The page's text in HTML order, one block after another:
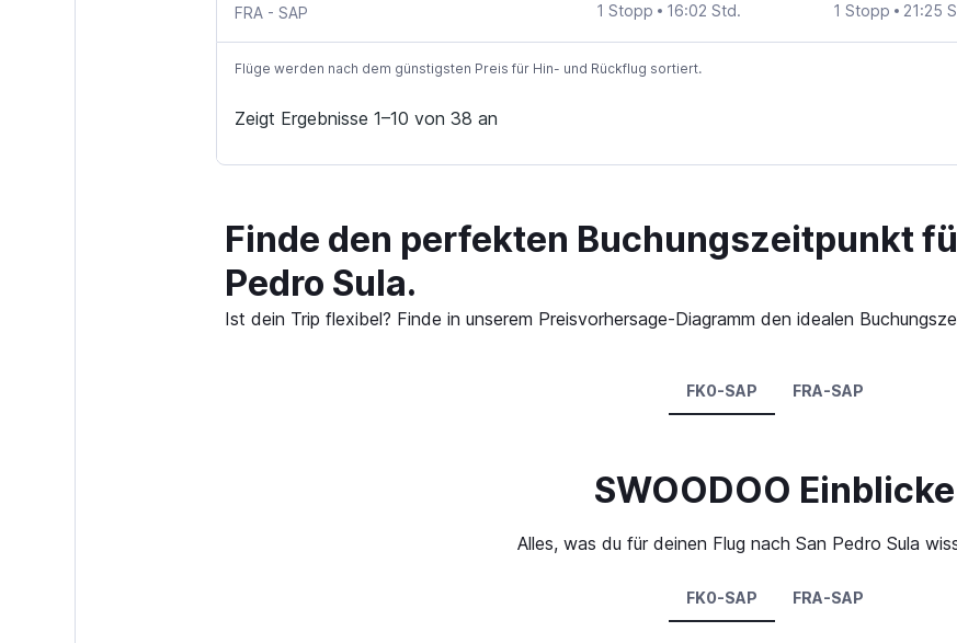
FRA- SAP
1 Stopp
16:02 Std.
1 Stopp
21:25
Flüge werden nach dem günstigsten Preis für Hin- und Rückflug sortiert.
Zeigt Ergebnisse 1–10 von 38 an
Finde den perfekten Buchungszeitpunkt
Pedro Sula.
Ist dein Trip flexibel? Finde in unserem Preisvorhersage-Diagramm den idealen
FK0-SAP FRA-SAP
SWOODOO Einblicke
Alles, was du für deinen Flug nach San Pedro Sula
FK0-SAP FRA-SAP